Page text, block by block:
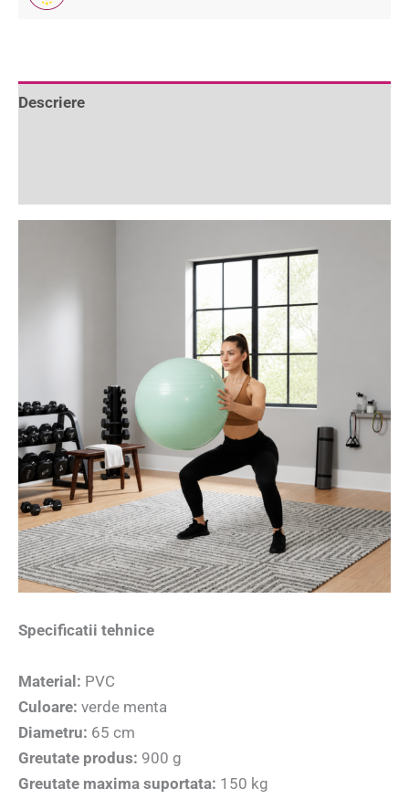
Descriere
Specificatii tehnice
Material: PVC
Culoare: verde menta
Diametru: 65 cm
Greutate produs: 900 g
Greutate maxima suportata: 150 kg